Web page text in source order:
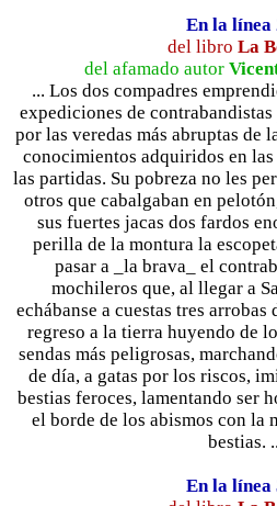
En la línea
del libro La
del afamado autor
... Los dos compadres
expediciones de
por las veredas más abruptas de
conocimientos adquiridos en
las partidas. Su pobreza no les
otros que cabalgaban en
sus fuertes jacas dos fardos
perilla de la montura la
pasar a _la brava_ el
mochileros que, al llegar a
echábanse a cuestas tres
regreso a la tierra huyendo de
sendas más peligrosas,
de día, a gatas por los riscos,
bestias feroces, lamentando ser
el borde de los abismos con la
bestias.
En la línea